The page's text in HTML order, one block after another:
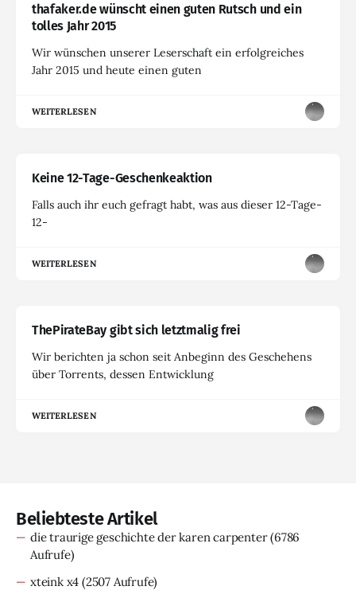
thafaker.de wünscht einen guten Rutsch und ein
tolles Jahr 2015
Wir wünschen unserer Leserschaft ein erfolgreiches
Jahr 2015 und heute einen guten
WEITERLESEN
Keine 12-Tage-Geschenkeaktion
Falls auch ihr euch gefragt habt, was aus dieser 12-Tage-
12-
WEITERLESEN
ThePirateBay gibt sich letztmalig frei
Wir berichten ja schon seit Anbeginn des Geschehens
über Torrents, dessen Entwicklung
WEITERLESEN
Beliebteste Artikel
die traurige geschichte der karen carpenter(6786
Aufrufe)
xteink x4 (2507 Aufrufe)